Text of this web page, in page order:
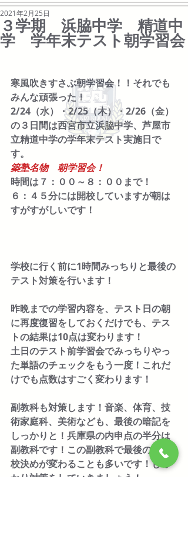
３学期 浜脇中学 精道中
学 学年末テスト朝学習会
2021年2月25日
寒風吹きすさぶ朝学習会！！それでも
みんな頑張った！
2/24（水）・2/25（木）・2/26（金）
の３日間は西宮市立浜脇中学、芦屋市
立精道中学の学年末テスト実施日で
す。
築塾名物　朝学習会！
時間は７：００～８：００まで！
６：４５分には開校していますが朝は
すがすがしいです！
学校に行く前に1時間みっちりと最後の
テスト対策を行います！
昨晩までの学習内容を、テスト日の朝
に再度復習をしておくだけでも、テス
トの結果は10点は変わります！
土日のテスト前学習会でみっちりやっ
た単語のチェックをもう一度！これだ
けでも点数はすごく変わります！
副教科も対策します！音楽、体育、技
術家庭科、美術なども、最後の暗記を
しっかりと！兵庫県の内申点の半分は
副教科です！この副教科で最後の志望
校決めが変わることも多いです！しっ
かり対策をしていきましょう！